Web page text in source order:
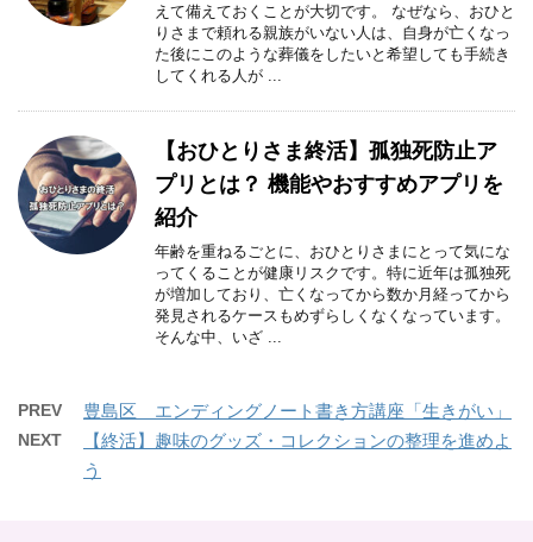
えて備えておくことが大切です。 なぜなら、おひと
りさまで頼れる親族がいない人は、自身が亡くなっ
た後にこのような葬儀をしたいと希望しても手続き
してくれる人が ...
【おひとりさま終活】孤独死防止ア
プリとは？ 機能やおすすめアプリを
紹介
年齢を重ねるごとに、おひとりさまにとって気にな
ってくることが健康リスクです。特に近年は孤独死
が増加しており、亡くなってから数か月経ってから
発見されるケースもめずらしくなくなっています。
そんな中、いざ ...
PREV 豊島区 エンディングノート書き方講座「生きがい」
NEXT
【終活】趣味のグッズ・コレクションの整理を進めよ
う